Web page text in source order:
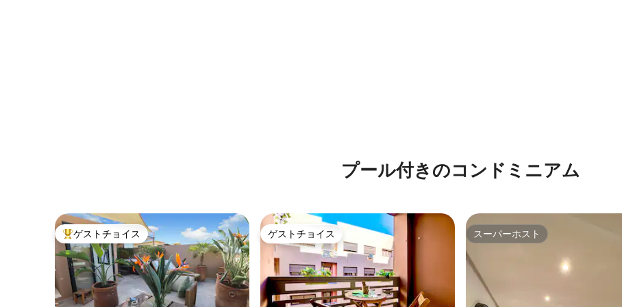
プール付きのコンドミニアム
大好評のゲストチョイスです。
ゲストチョイス ゲストチョイス
ゲストチョイス スーパーホスト
スーパーホスト